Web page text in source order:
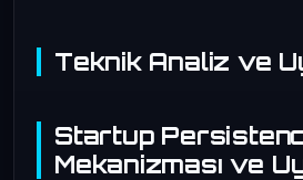
Teknik Analiz ve
Startup
Mekanizması ve